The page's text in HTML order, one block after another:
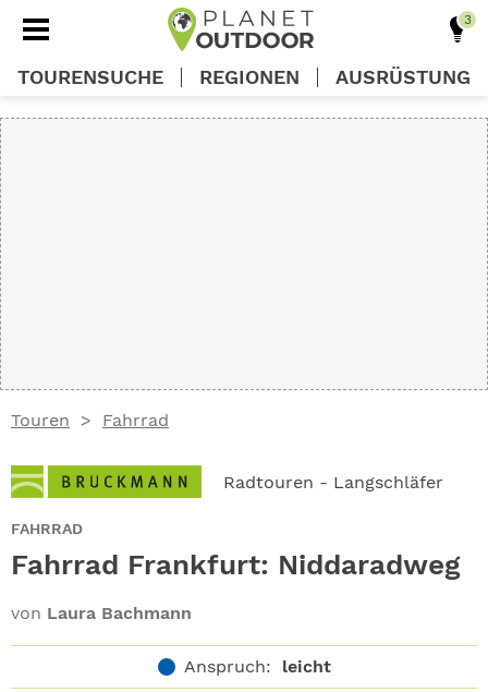
Touren Fahrrad
Radtouren - Langschläfer
FAHRRAD
Fahrrad Frankfurt: Niddaradweg
von Laura Bachmann
Anspruch: leicht
TOURENSUCHE REGIONEN AUSRÜSTUNG
ABO
GEWINNEN
NEWSLETTER